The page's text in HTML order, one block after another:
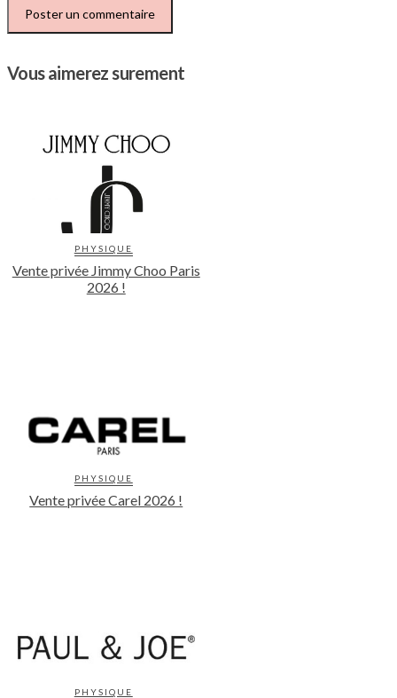
Vous aimerez surement
PHYSIQUE
Vente privée Jimmy Choo Paris
2026 !
PHYSIQUE
Vente privée Carel 2026 !
PHYSIQUE